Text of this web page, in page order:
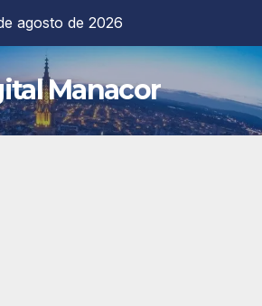
agosto de 2026
Manacor